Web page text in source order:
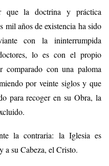
que la doctrina y práctica
mil años de existencia ha sido
con la ininterrumpida
lo es con el propio
comparado con una paloma
por veinte siglos y que
para recoger en su Obra, la
la contraria: la Iglesia es
a su Cabeza, el Cristo.